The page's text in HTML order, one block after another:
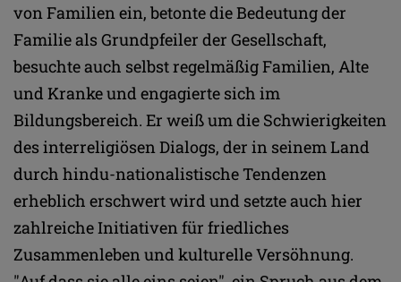
von Familien ein, betonte die Bedeutung der
Familie als Grundpfeiler der Gesellschaft,
besuchte auch selbst regelmäßig Familien, Alte
und Kranke und engagierte sich im
Bildungsbereich. Er weiß um die Schwierigkeiten
des interreligiösen Dialogs, der in seinem Land
durch hindu-nationalistische Tendenzen
erheblich erschwert wird und setzte auch hier
zahlreiche Initiativen für friedliches
Zusammenleben und kulturelle Versöhnung.